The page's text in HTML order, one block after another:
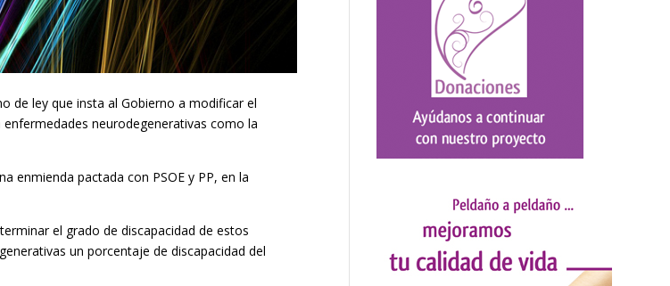
de ley que insta al Gobierno a modificar el
neurodegenerativas como la
enmienda pactada con PSOE y PP, en la
el grado de discapacidad de estos
un porcentaje de discapacidad del